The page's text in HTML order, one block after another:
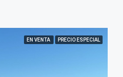
EN VENTA PRECIO ESPECIAL